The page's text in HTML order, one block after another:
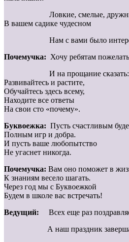
Ловкие, смелые,
В вашем садике чудесном
Нам с вами было
Почемучка: Хочу ребятам пожелать
И на прощание сказать:
Развивайтесь и растите,
Обучайтесь здесь всему,
Находите все ответы
На свои сто «почему».
Буквоежка: Пусть счастливым
Полным игр и добра.
И пусть ваше любопытство
Не угаснет никогда.
Почемучка: Вам оно поможет в
К знаниям весело шагать.
Через год мы с Буквоежкой
Будем в школе вас встречать!
Ведущий: Всех еще раз
А наш праздник